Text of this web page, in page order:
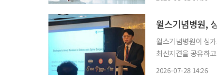
윌스기념병원이 싱
최신지견을 공유하고 세계 각국
2026-07-28 14:26